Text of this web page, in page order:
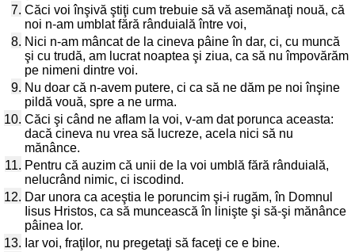
7. Căci voi înşivă ştiţi cum trebuie să vă asemănaţi nouă, că
noi n-am umblat fără rânduială între voi,
8. Nici n-am mâncat de la cineva pâine în dar, ci, cu muncă
şi cu trudă, am lucrat noaptea şi ziua, ca să nu împovărăm
pe nimeni dintre voi.
9. Nu doar că n-avem putere, ci ca să ne dăm pe noi înşine
pildă vouă, spre a ne urma.
10. Căci şi când ne aflam la voi, v-am dat porunca aceasta:
dacă cineva nu vrea să lucreze, acela nici să nu
mănânce.
11. Pentru că auzim că unii de la voi umblă fără rânduială,
nelucrând nimic, ci iscodind.
12. Dar unora ca aceştia le poruncim şi-i rugăm, în Domnul
Iisus Hristos, ca să muncească în linişte şi să-şi mănânce
pâinea lor.
13. Iar voi, fraţilor, nu pregetaţi să faceţi ce e bine.